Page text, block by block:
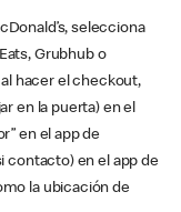
selecciona
Grubhub o
hacer el checkout,
en la puerta) en el
en el app de
contacto) en el app de
la ubicación de